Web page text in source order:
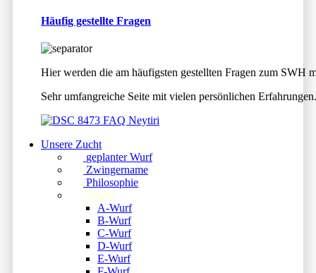
Häufig gestellte Fragen
Hier werden die am häufigsten gestellten Fragen zum SWH
Sehr umfangreiche Seite mit vielen persönlichen
Unsere Zucht
geplanter Wurf
Zwingername
Philosophie
Würfe
A-Wurf
B-Wurf
C-Wurf
D-Wurf
E-Wurf